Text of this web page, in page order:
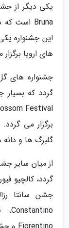
این جشنواره
های اروپا
جشنواره های
گردد که
برگزار می
گلبرگ ها و
از میان سایر